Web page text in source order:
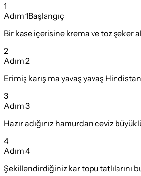
1
Adım 1Başlangıç
Bir kase içerisine krema ve toz şeker
2
Adım 2
Erimiş karışıma yavaş yavaş
3
Adım 3
Hazırladığınız hamurdan ceviz
4
Adım 4
Şekillendirdiğiniz kar topu tatlılarını